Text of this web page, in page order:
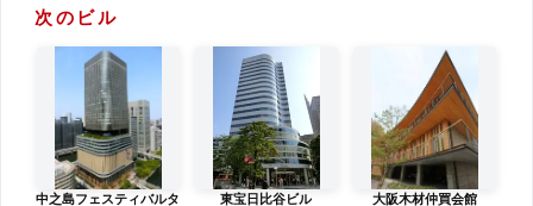
次のビル
中之島フェスティバルタ 東宝日比谷ビル 大阪木材仲買会館